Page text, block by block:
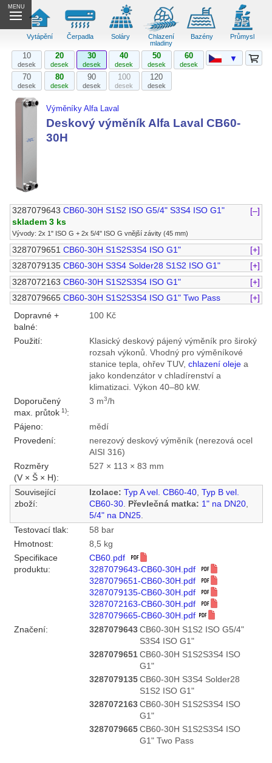
MENU
Vytápění Čerpadla Soláry
Chlazení
mladiny
Bazény Průmysl
10
desek
20
desek
30
desek
40
desek
50
desek
60
desek
70
desek
80
desek
90
desek
100
desek
120
desek
Výměníky Alfa Laval
Deskový výměník Alfa Laval CB60-
30H
3287079643 CB60-30H S1S2 ISO G5/4" S3S4 ISO G1"
[–]
skladem 3 ks
Vývody: 2x 1" ISO G + 2x 5/4" ISO G vnější závity (45 mm)
3287079651 CB60-30H S1S2S3S4 ISO G1"
[+]
3287079135 CB60-30H S3S4 Solder28 S1S2 ISO G1"
[+]
3287072163 CB60-30H S1S2S3S4 ISO G1"
[+]
3287079665 CB60-30H S1S2S3S4 ISO G1" Two Pass
[+]
Dopravné +
balné:
100 Kč
Použití:
Klasický deskový pájený výměník pro široký
rozsah výkonů. Vhodný pro výměníkové
stanice tepla, ohřev TUV, chlazení olejea
jako kondenzátor v chladírenství a
klimatizaci. Výkon 40–80 kW.
Doporučený
max. průtok1):
3 m3/h
Pájeno:
mědí
Provedení:
nerezový deskový výměník (nerezová ocel
AISI 316)
Rozměry
(V × Š × H):
527 × 113 × 83 mm
Související
zboží:
Izolace: Typ A vel. CB60-40, Typ B vel.
CB60-30. Převlečná matka: 1" na DN20,
5/4" na DN25.
Testovací tlak:
58 bar
Hmotnost:
8,5 kg
Specifikace
produktu:
CB60.pdf
3287079643-CB60-30H.pdf
3287079651-CB60-30H.pdf
3287079135-CB60-30H.pdf
3287072163-CB60-30H.pdf
3287079665-CB60-30H.pdf
Značení:
3287079643 CB60-30H S1S2 ISO G5/4"
S3S4 ISO G1"
3287079651 CB60-30H S1S2S3S4 ISO
G1"
3287079135 CB60-30H S3S4 Solder28
S1S2 ISO G1"
3287072163 CB60-30H S1S2S3S4 ISO
G1"
3287079665 CB60-30H S1S2S3S4 ISO
G1" Two Pass
▼